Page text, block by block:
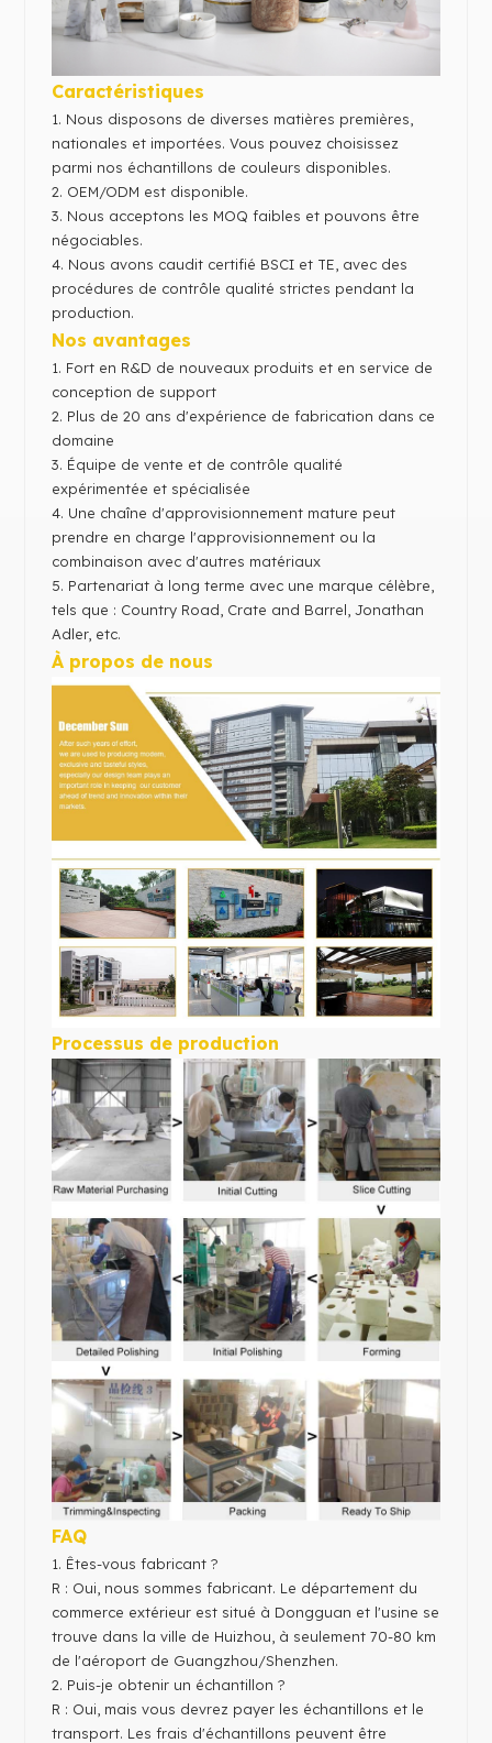
Caractéristiques
1. Nous disposons de diverses matières premières,
nationales et importées. Vous pouvez choisissez
parmi nos échantillons de couleurs disponibles.
2. OEM/ODM est disponible.
3. Nous acceptons les MOQ faibles et pouvons être
négociables.
4. Nous avons caudit certifié BSCI et TE, avec des
procédures de contrôle qualité strictes pendant la
production.
Nos avantages
1. Fort en R&D de nouveaux produits et en service de
conception de support
2. Plus de 20 ans d'expérience de fabrication dans ce
domaine
3. Équipe de vente et de contrôle qualité
expérimentée et spécialisée
4. Une chaîne d'approvisionnement mature peut
prendre en charge l'approvisionnement ou la
combinaison avec d'autres matériaux
5. Partenariat à long terme avec une marque célèbre,
tels que : Country Road, Crate and Barrel, Jonathan
Adler, etc.
À propos de nous
Processus de production
FAQ
1. Êtes-vous fabricant ?
R : Oui, nous sommes fabricant. Le département du
commerce extérieur est situé à Dongguan et l'usine se
trouve dans la ville de Huizhou, à seulement 70-80 km
de l'aéroport de Guangzhou/Shenzhen.
2. Puis-je obtenir un échantillon ?
R : Oui, mais vous devrez payer les échantillons et le
transport. Les frais d'échantillons peuvent être